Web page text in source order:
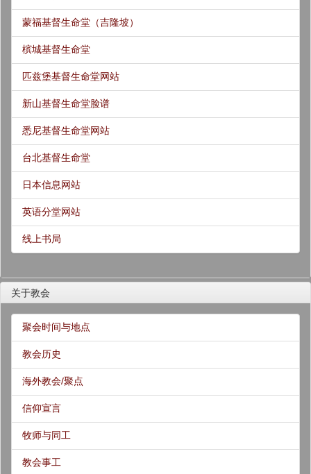
蒙福基督生命堂（吉隆坡）
槟城基督生命堂
匹兹堡基督生命堂网站
新山基督生命堂脸谱
悉尼基督生命堂网站
台北基督生命堂
日本信息网站
英语分堂网站
线上书局
关于教会
聚会时间与地点
教会历史
海外教会/聚点
信仰宣言
牧师与同工
教会事工